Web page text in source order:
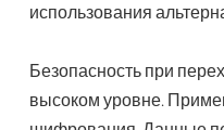
использования
Безопасность при
высоком уровне.